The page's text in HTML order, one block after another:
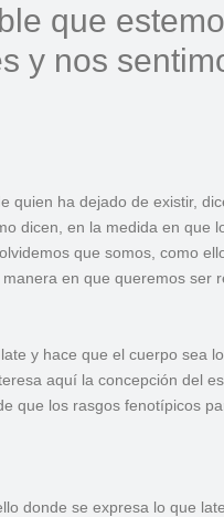
que
y nos
quien ha dejado de existir,
dicen, en la medida en que
que somos, como
en que queremos ser
y hace que el cuerpo sea
aquí la concepción del
que los rasgos fenotípicos
donde se expresa lo que